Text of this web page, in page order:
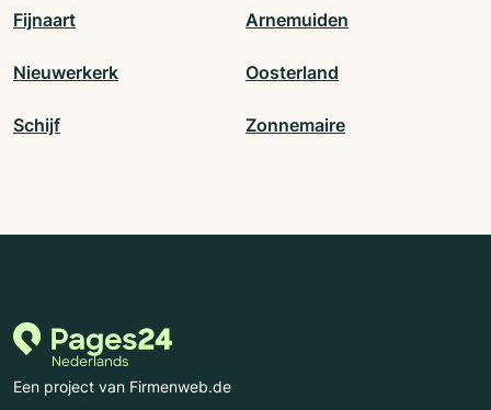
Fijnaart Arnemuiden
Nieuwerkerk Oosterland
Schijf Zonnemaire
Een project van Firmenweb.de